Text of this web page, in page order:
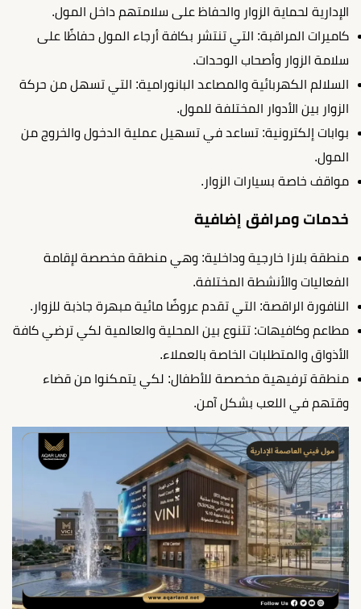
الإدارية لحماية الزوار والحفاظ على سلامتهم داخل المول.
كاميرات المراقبة: التي تنتشر بكافة أرجاء المول حفاظًا على
سلامة الزوار وأصحاب الوحدات.
السلالم الكهربائية والمصاعد البانورامية: التي تسهل من حركة
الزوار بين الأدوار المختلفة للمول.
بوابات إلكترونية: تساعد في تسهيل عملية الدخول والخروج من
المول.
مواقف خاصة بسيارات الزوار.
خدمات ومرافق إضافية
منطقة بلازا خارجية وداخلية: وهي منطقة مخصصة لإقامة
الفعاليات والأنشطة المختلفة.
النافورة الراقصة: التي تقدم عروضًا مائية مبهرة جاذبة للزوار.
مطاعم وكافيهات: تتنوع بين المحلية والعالمية لكي ترضي كافة
الأذواق والمتطلبات الخاصة بالعملاء.
منطقة ترفيهية مخصصة للأطفال: لكي يتمكنوا من قضاء
وقتهم في اللعب بشكل آمن.